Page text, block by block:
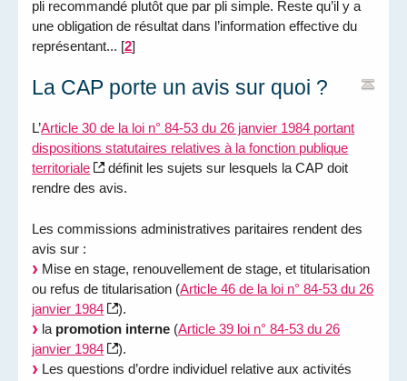
pli recommandé plutôt que par pli simple. Reste qu’il y a
une obligation de résultat dans l’information effective du
représentant... [2]
La CAP porte un avis sur quoi ?
L’Article 30 de la loi n° 84-53 du 26 janvier 1984 portant
dispositions statutaires relatives à la fonction publique
territoriale
définit les sujets sur lesquels la CAP doit
rendre des avis.
Les commissions administratives paritaires rendent des
avis sur :
Mise en stage, renouvellement de stage, et titularisation
ou refus de titularisation (Article 46 de la loi n° 84-53 du 26
janvier 1984
).
la promotion interne (Article 39 loi n° 84-53 du 26
janvier 1984
).
Les questions d’ordre individuel relative aux activités